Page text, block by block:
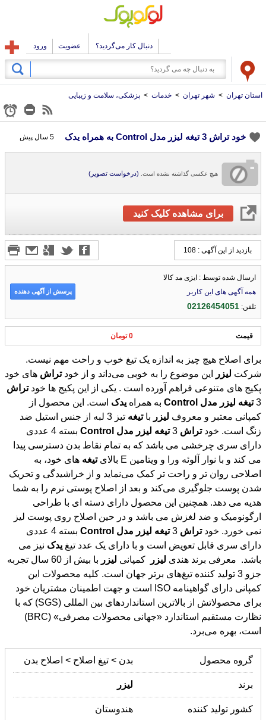
دنبال کار می‌گردید؟ عضویت ورود
استان تهران > شهر تهران > خدمات > پزشکی، سلامت و زیبایی
خود تراش 3 تیغه لیزر مدل Control به همراه یدک 5 سال پیش
هیچ عکسی گذاشته نشده است. (درخواست تصویر)
برای مشاهده کلیک کنید
بازدید از این آگهی : 108
ارسال شده توسط : ایزی مد کالا
همه آگهی های این کاربر
تلفن:02126454051
پرسش از آگهی دهنده
قیمت 0 تومان
برای اصلاح هیچ چیز به اندازه یک تیغ خوب و راحت مهم نیست.
شرکت لیزر این موضوع را به خوبی می‌داند و از خودتراش های خود
پکیج های متنوعی فراهم آورده است . یکی از این پکیج ها خودتراش
3 تیغه لیزر مدل Control به همراه یدک است. این محصول از
کمپانی معتبر و معروف لیزر باتیغه
تیز 3 لبه از جنس استیل ضد
زنگ است. خودتراش تیغه لیزر مدل Control بسته 4 عددی
دارای سری چرخشی می باشد که به تمام نقاط بدن دسترسی پیدا
می کند و با نوار آلوئه ورا و ویتامین E بالای تیغه های خود، به
اصلاحی روان تر و راحت تر کمک می‌نماید و از خراشیدگی و تحریک
شدن پوست جلوگیری می‌کند و بعد از اصلاح پوستی نرم را به شما
هدیه می دهد. همچنین این محصول دارای دسته ای با طراحی
ارگونومیک و ضد لغزش می باشد و در حین اصلاح روی پوست لیز
نمی خورد. خودتراش تیغه لیزر مدل Control
بسته 4 عددی
دارای سری قابل تعویض است و با دارای یک عدد تیغ یدک نیز می
باشد. معرفی برند هندی لیزر کمپانی لیزر با بیش از 60 سال تجربه
جزو 3 تولید کننده تیغ‌های برتر جهان است. کلیه محصولات این
کمپانی دارای گواهینامه ISO است و جهت اطمینان مشتریان خود
برای محصولاتش از بالاترین استانداردهای بین المللی (SGS) که با
نظارت مستقیم استاندارد «جهانی محصولات مصرفی» (BRC)
است، بهره می‌برد.
گروه محصول بدن > تیغ اصلاح > اصلاح بدن
برند لیزر
کشور تولید کننده هندوستان